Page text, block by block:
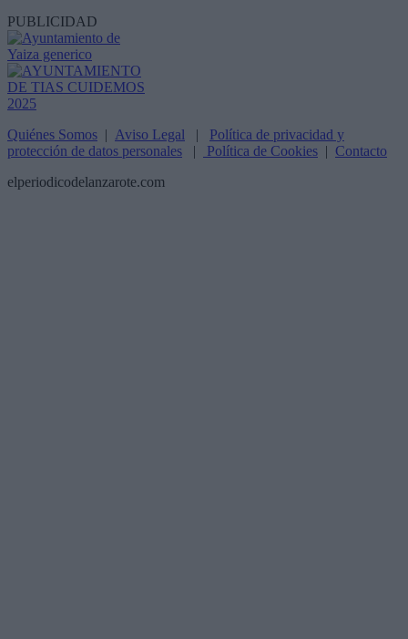
PUBLICIDAD
Quiénes Somos | Aviso Legal | Política de privacidad y
protección de datos personales | Política de Cookies | Contacto
elperiodicodelanzarote.com